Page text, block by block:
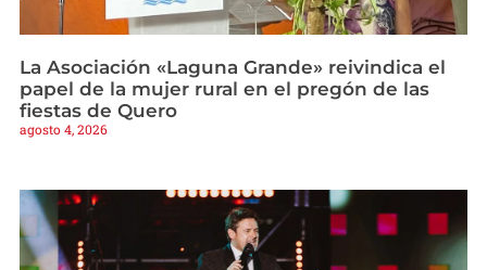
La Asociación «Laguna Grande» reivindica el
papel de la mujer rural en el pregón de las
fiestas de Quero
agosto 4, 2026